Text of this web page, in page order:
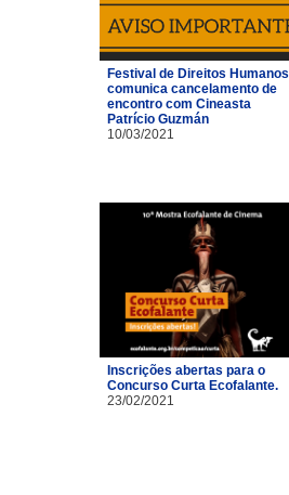
Festival de Direitos Humanos
comunica cancelamento de
encontro com Cineasta
Patrício Guzmán
10/03/2021
Inscrições abertas para o
Concurso Curta Ecofalante.
23/02/2021